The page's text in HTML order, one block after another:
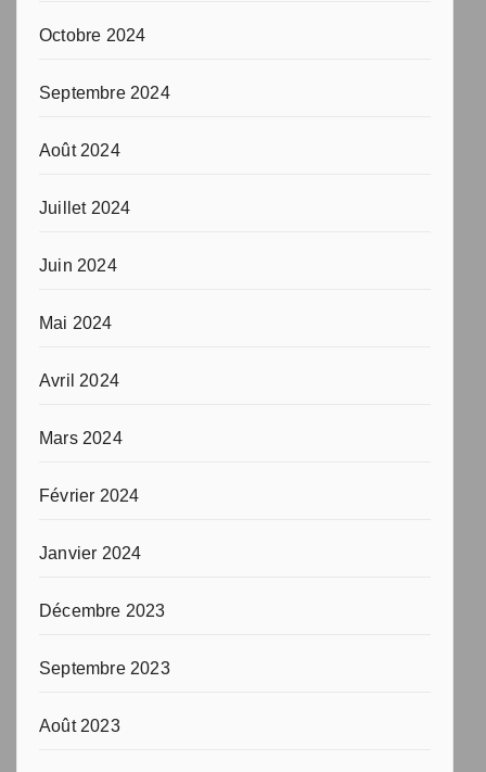
Octobre 2024
Septembre 2024
Août 2024
Juillet 2024
Juin 2024
Mai 2024
Avril 2024
Mars 2024
Février 2024
Janvier 2024
Décembre 2023
Septembre 2023
Août 2023